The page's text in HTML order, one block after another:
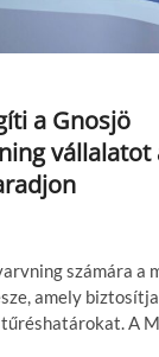
a Gnosjö
vállalatot
számára a
amely
A